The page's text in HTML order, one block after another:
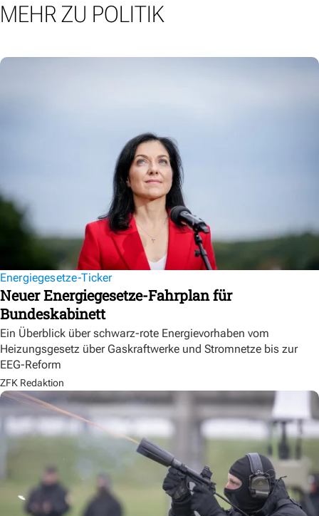
MEHR ZU POLITIK
Energiegesetze-Ticker
Neuer Energiegesetze-Fahrplan für
Bundeskabinett
Ein Überblick über schwarz-rote Energievorhaben vom
Heizungsgesetz über Gaskraftwerke und Stromnetze bis zur
EEG-Reform
ZFK Redaktion